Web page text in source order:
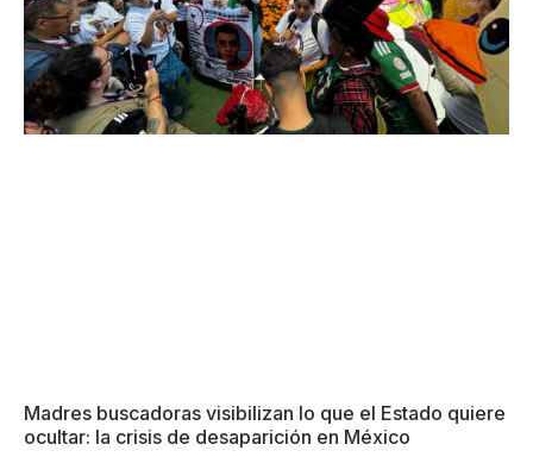
Madres buscadoras visibilizan lo que el Estado quiere
ocultar: la crisis de desaparición en México